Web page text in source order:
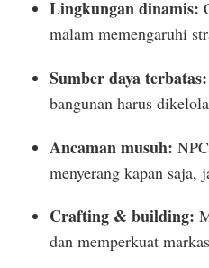
Lingkungan dinamis:
malam memengaruhi
Sumber daya terbatas:
bangunan harus
Ancaman musuh:
menyerang kapan saja,
Crafting & building:
dan memperkuat